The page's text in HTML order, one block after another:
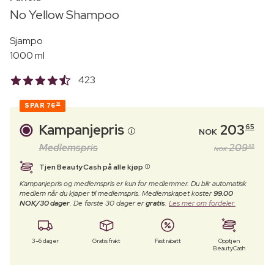
No Yellow Shampoo
Sjampo
1000 ml
423
SPAR 76 30
Kampanjepris NOK 20365
Medlemspris NOK 20995
Tjen BeautyCash på alle kjøp
Kampanjepris og medlemspris er kun for medlemmer. Du blir automatisk
medlem når du kjøper til medlemspris. Medlemskapet koster99.00
NOK/30 dager. De første 30 dager ergratis. Les mer om fordeler.
3–6 dager Gratis frakt Fast rabatt
Opptjen
BeautyCash